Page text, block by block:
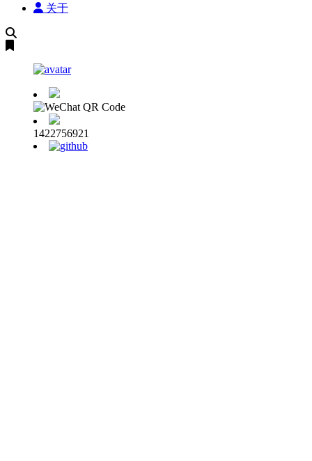
关于
1422756921